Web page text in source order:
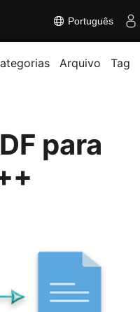
Português
Arquivo Tag
para